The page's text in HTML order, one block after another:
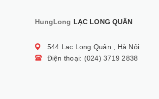
HungLong LẠC LONG QUÂN
544 Lạc Long Quân , Hà Nội
Điện thoại: (024) 3719 2838